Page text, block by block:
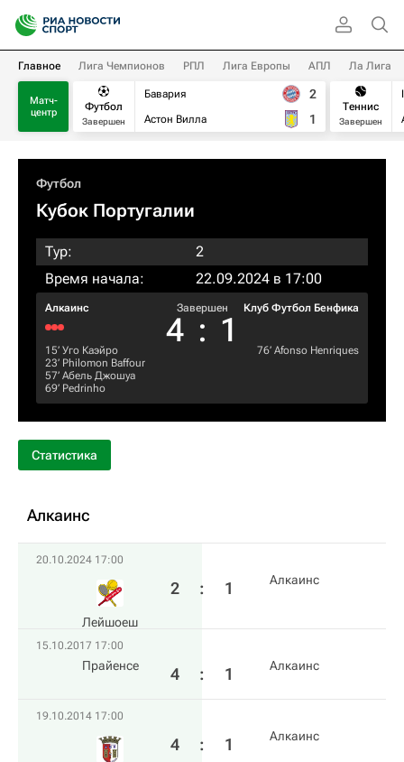
Главное Лига Чемпионов РПЛ Лига Европы АПЛ Ла Лига
Матч-
центр
Футбол
Завершен
Бавария
Астон Вилла
2
1
Теннис
Завершен
Футбол
Кубок Португалии
Тур:
2
Время начала:
22.09.2024 в 17:00
Алкаинс Завершен
4 : 1
Клуб Футбол Бенфика
15‎’‎ Уго Каэйро
23‎’‎ Philomon Baffour
57‎’‎ Абель Джошуа
69‎’‎ Pedrinho
76‎’‎ Afonso Henriques
Статистика
Алкаинс
20.10.2024 17:00
Лейшоеш
2 : 1 Алкаинс
15.10.2017 17:00
Прайенсе 4 : 1 Алкаинс
19.10.2014 17:00
4 : 1 Алкаинс